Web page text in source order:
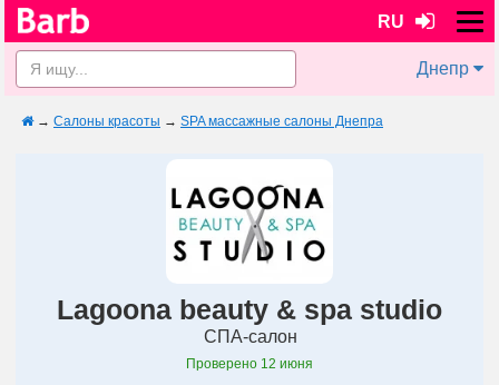
RU
Днепр
→ Салоны красоты → SPA массажные салоны Днепра
Lagoona beauty & spa studio
СПА-салон
Проверено 12 июня